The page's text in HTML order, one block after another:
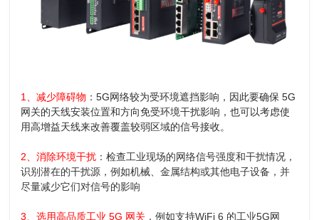
1、减少障碍物 ：5G网络较为受环境遮挡影响，因此要确保 5G
网关的天线安装位置和方向免受环境干扰影响，也可以考虑使
用高增益天线来改善覆盖较弱区域的信号接收。
2、消除环境干扰 ：检查工业现场的网络信号强度和干扰情况，
识别潜在的干扰源，例如机械、金属结构或其他电子设备，并
尽量减少它们对信号的影响
3、选用高品质工业 5G 网关 ，例如支持WiFi 6 的工业5G网